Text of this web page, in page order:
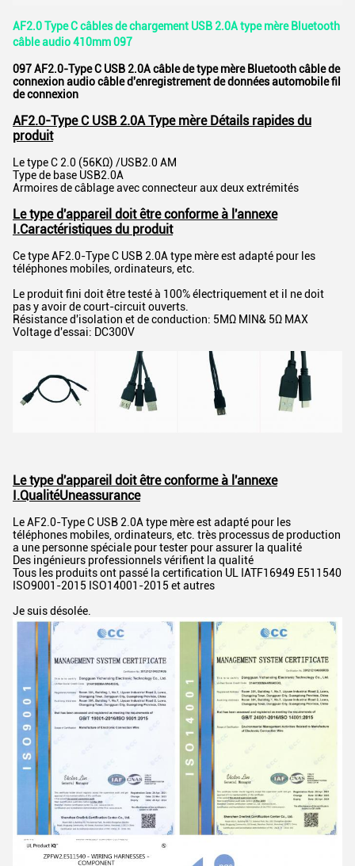
AF2.0 Type C câbles de chargement USB 2.0A type mère Bluetooth
câble audio 410mm 097
097 AF2.0-Type C USB 2.0A câble de type mère Bluetooth câble de
connexion audio câble d'enregistrement de données automobile fil
de connexion
AF2.0-Type C USB 2.0A Type mère Détails rapides du
produit
Le type C 2.0 (56KΩ) /USB2.0 AM
Type de base USB2.0A
Armoires de câblage avec connecteur aux deux extrémités
Le type d'appareil doit être conforme à l'annexe
I.Caractéristiques du produit
Ce type AF2.0-Type C USB 2.0A type mère est adapté pour les
téléphones mobiles, ordinateurs, etc.
Le produit fini doit être testé à 100% électriquement et il ne doit
pas y avoir de court-circuit ouverts.
Résistance d'isolation et de conduction: 5MΩ MIN& 5Ω MAX
Voltage d'essai: DC300V
Le type d'appareil doit être conforme à l'annexe
I.QualitéUneassurance
Le AF2.0-Type C USB 2.0A type mère est adapté pour les
téléphones mobiles, ordinateurs, etc. très processus de production
a une personne spéciale pour tester pour assurer la qualité
Des ingénieurs professionnels vérifient la qualité
Tous les produits ont passé la certification UL IATF16949 E511540
ISO9001-2015 ISO14001-2015 et autres
Je suis désolée.